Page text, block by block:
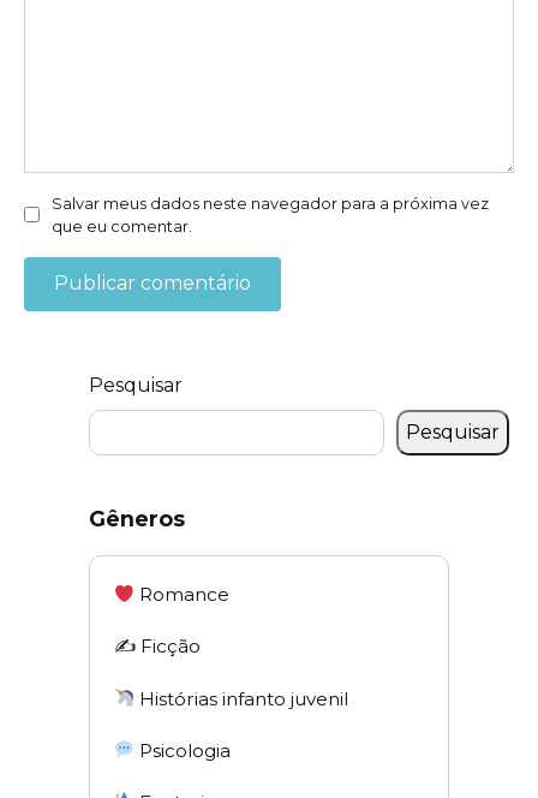
Salvar meus dados neste navegador para a próxima vez
que eu comentar.
Pesquisar
Pesquisar
Gêneros
Romance
✍️ Ficção
Histórias infanto juvenil
Psicologia